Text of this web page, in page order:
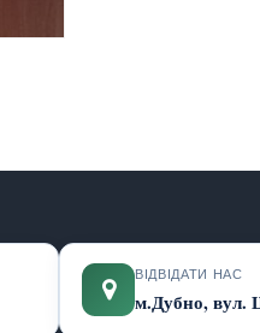
ВІДВІДАТИ НАС
м.Дубно, вул.